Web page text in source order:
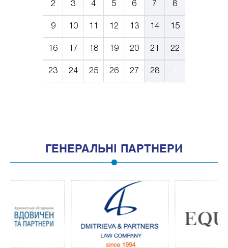
2 3 4 5 6 7 8
9 10 12 13 14 15
16 17 18 19 20 21 22
23 24 25 26 27 28
ГЕНЕРАЛЬНІ ПАРТНЕРИ